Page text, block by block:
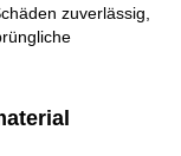
zuverlässig,